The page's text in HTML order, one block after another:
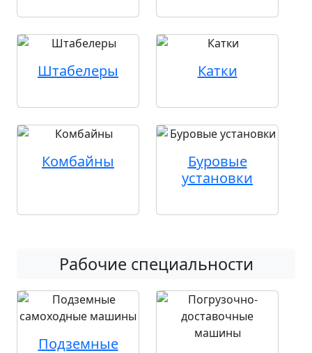
Штабелеры Катки
Комбайны
Буровые
установки
Рабочие специальности
Подземные